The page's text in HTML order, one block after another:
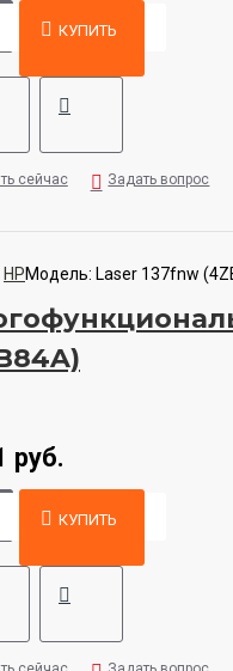
КУПИТЬ
сейчас Задать вопрос
HPМодель: Laser 137fnw
руб.
КУПИТЬ